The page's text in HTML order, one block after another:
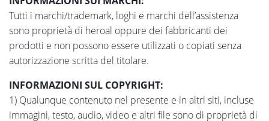
Tutti i marchi/trademark, loghi e marchi dell’assistenza
sono proprietà di heroal oppure dei fabbricanti dei
prodotti e non possono essere utilizzati o copiati senza
autorizzazione scritta del titolare.
INFORMAZIONI SUL COPYRIGHT:
1) Qualunque contenuto nel presente e in altri siti, incluse
immagini, testo, audio, video e altri file sono di proprietà di